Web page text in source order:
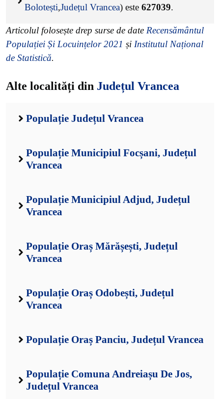
Bolotești,Județul Vrancea) este 627039.
Articolul folosește drep surse de date Recensământul
Populației Și Locuințelor 2021 și Institutul Național
de Statistică.
Alte localități din Județul Vrancea
Populație Județul Vrancea
Populație Municipiul Focșani, Județul
Vrancea
Populație Municipiul Adjud, Județul
Vrancea
Populație Oraș Mărășești, Județul
Vrancea
Populație Oraș Odobești, Județul
Vrancea
Populație Oraș Panciu, Județul Vrancea
Populație Comuna Andreiașu De Jos,
Județul Vrancea